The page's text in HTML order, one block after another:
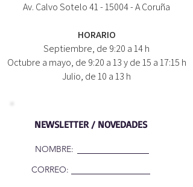
Av. Calvo Sotelo41 - 15004- A Coruña
HORARIO
Septiembre, de 9:20 a 14 h
Octubre a mayo, de 9:20 a 13 y de 15 a 17:15 h
Julio, de 10 a 13 h
NOMBRE:
CORREO:
NEWSLETTER / NOVEDADES